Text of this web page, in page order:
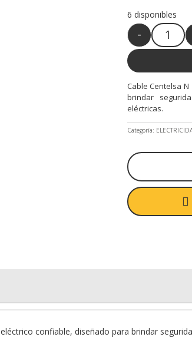
6 disponibles
-
Cable Centelsa
brindar
eléctricas.
Categoría:
confiable, diseñado para brindar